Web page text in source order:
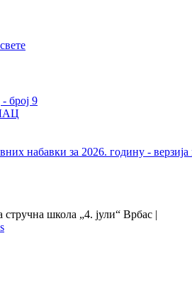
број 9
набавки за 2026. годину - верзија
школа „4. јули“ Врбас |